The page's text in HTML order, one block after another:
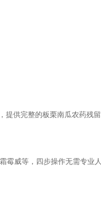
供完整的板栗南瓜农药残
霉威等，四步操作无需专业人